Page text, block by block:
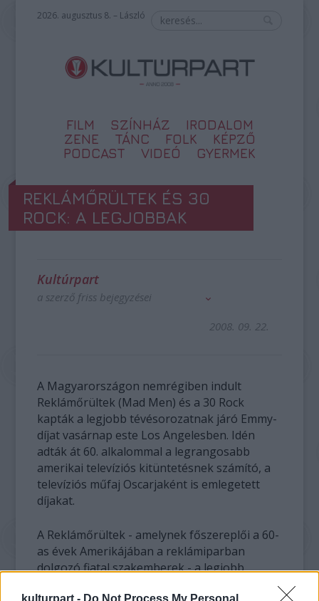
kulturpart - Do Not Process My Personal
2026. augusztus 8. – László
FILM SZÍNHÁZ
IRODALOM
ZENE
TÁNC FOLK
KÉPZŐ
PODCAST
VIDEÓ GYERMEK
REKLÁMŐRÜLTEK ÉS 30
ROCK: A LEGJOBBAK
Kultúrpart
a szerző friss bejegyzései
2008. 09. 22.
A Magyarországon nemrégiben indult
Reklámőrültek (Mad Men) és a 30 Rock
kapták a legjobb tévésorozatnak járó Emmy-
díjat vasárnap este Los Angelesben. Idén
adták át 60. alkalommal a legrangosabb
amerikai televíziós kitüntetésnek számító, a
televíziós műfaj Oscarjaként is emlegetett
díjakat.
A Reklámőrültek - amelynek főszereplői a 60-
as évek Amerikájában a reklámiparban
dolgozó fiatal szakemberek - a legjobb